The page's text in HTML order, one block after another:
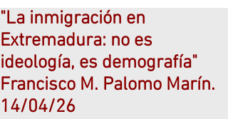
"La inmigración en
Extremadura: no es
ideología, es demografía"
Francisco M. Palomo Marín.
14/04/26